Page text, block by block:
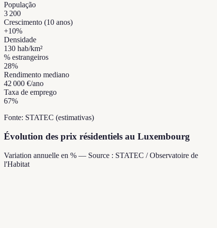
População
3 200
Crescimento (10 anos)
+10%
Densidade
130 hab/km²
% estrangeiros
28%
Rendimento mediano
42 000 €/ano
Taxa de emprego
67%
Fonte: STATEC (estimativas)
Évolution des prix résidentiels au Luxembourg
Variation annuelle en % — Source : STATEC / Observatoire de
l'Habitat